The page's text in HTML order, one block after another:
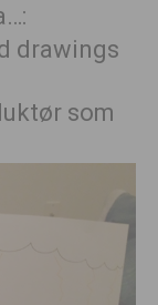
som